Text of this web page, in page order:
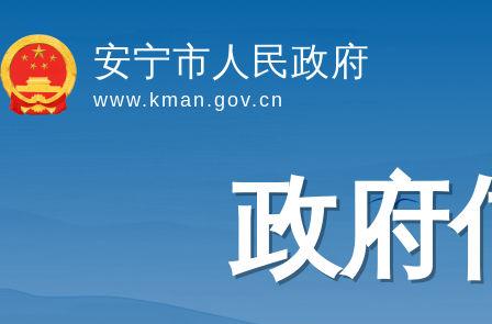
安宁市人民政府
www.kman.gov.cn
政府